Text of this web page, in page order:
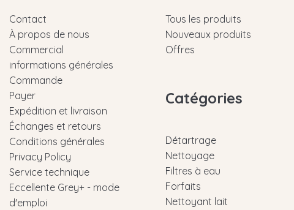
Contact
À propos de nous
Commercial
informations générales
Commande
Payer
Expédition et livraison
Échanges et retours
Conditions générales
Privacy Policy
Service technique
Eccellente Grey+ - mode
d'emploi
Tous les produits
Nouveaux produits
Offres
Catégories
Détartrage
Nettoyage
Filtres à eau
Forfaits
Nettoyant lait